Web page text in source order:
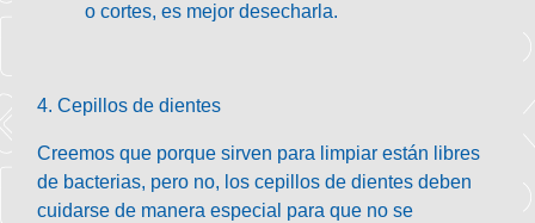
o cortes, es mejor desecharla.
4. Cepillos de dientes
Creemos que porque sirven para limpiar están libres
de bacterias, pero no, los cepillos de dientes deben
cuidarse de manera especial para que no se